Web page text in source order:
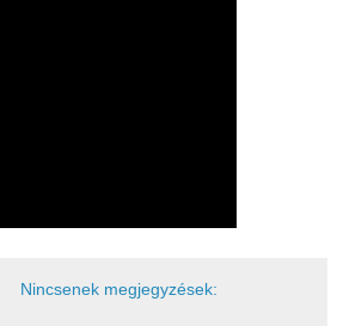
Nincsenek megjegyzések: